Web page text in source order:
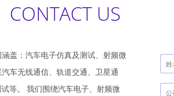
CONTACT US
盖：汽车电子仿真及测试、射频微
车无线通信、轨道交通、卫星通
等。 我们围绕汽车电子、射频微